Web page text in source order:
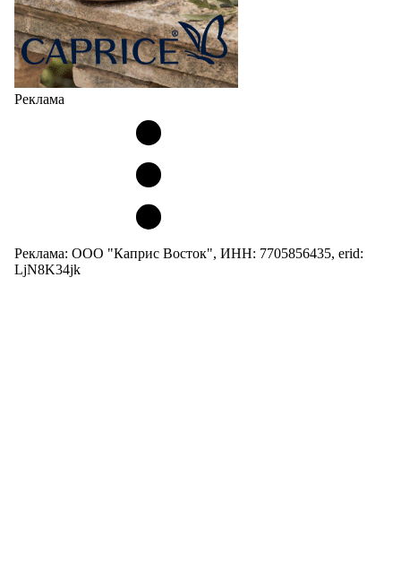
Реклама
Реклама: ООО "Каприс Восток", ИНН: 7705856435, erid:
LjN8K34jk